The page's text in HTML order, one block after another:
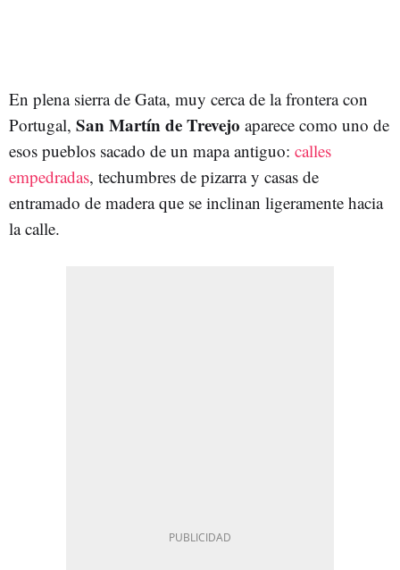
En plena sierra de Gata, muy cerca de la frontera con
Portugal, San Martín de Trevejo aparece como uno de
esos pueblos sacado de un mapa antiguo: calles
empedradas, techumbres de pizarra y casas de
entramado de madera que se inclinan ligeramente hacia
la calle.